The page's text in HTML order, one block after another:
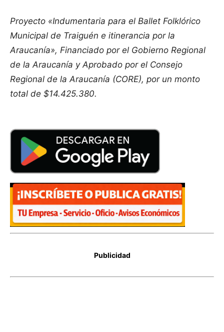
Proyecto «Indumentaria para el Ballet Folklórico
Municipal de Traiguén e itinerancia por la
Araucanía», Financiado por el Gobierno Regional
de la Araucanía y Aprobado por el Consejo
Regional de la Araucanía (CORE), por un monto
total de $14.425.380.
Publicidad